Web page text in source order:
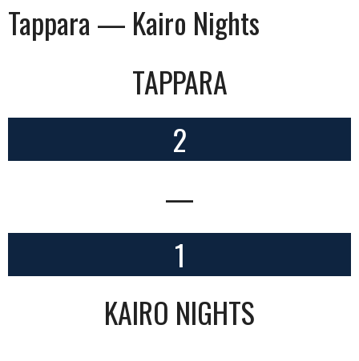
Tappara — Kairo Nights
TAPPARA
2
—
1
KAIRO NIGHTS